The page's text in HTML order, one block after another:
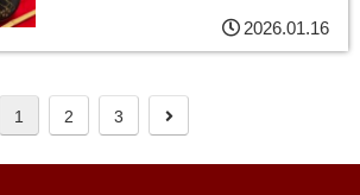
2026.01.16
1 2 3